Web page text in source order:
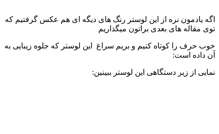
اگه یادمون نره از این لوستر رنگ های دیگه ای هم عکس گرفتیم که
توی مقاله های بعدی براتون میگذاریم
خوب حرف را کوتاه کنیم و بریم سراغ این لوستر که جلوه زیبایی به
آن داده است:
نمایی از زیر دستگاهی این لوستر ببینین: